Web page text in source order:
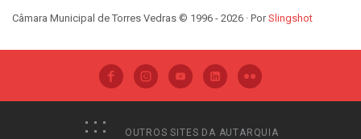
Câmara Municipal de Torres Vedras © 1996 - 2026 · PorSlingshot
OUTROS SITES DA AUTARQUIA